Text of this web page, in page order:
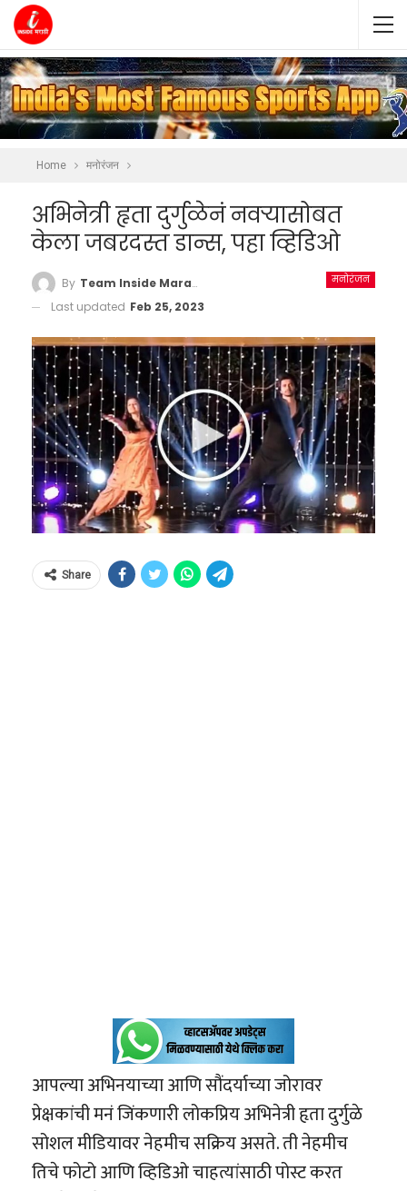
Home मनोरंजन
अभिनेत्री हृता दुर्गुळेनं नवऱ्यासोबत
केला जबरदस्त डान्स, पहा व्हिडिओ
मनोरंजन
By Team Inside Marathi
Last updated Feb 25, 2023
Share
आपल्या अभिनयाच्या आणि सौंदर्याच्या जोरावर
प्रेक्षकांची मनं जिंकणारी लोकप्रिय अभिनेत्री हृता दुर्गुळे
सोशल मीडियावर नेहमीच सक्रिय असते. ती नेहमीच
तिचे फोटो आणि व्हिडिओ चाहत्यांसाठी पोस्ट करत